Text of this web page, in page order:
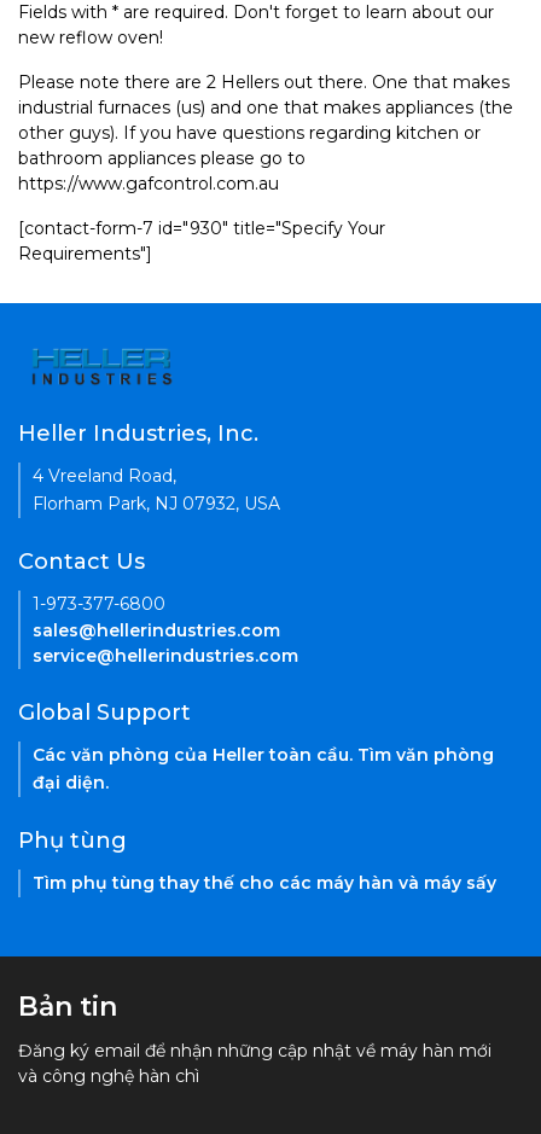
Fields with * are required. Don't forget to learn about our
new reflow oven!
Please note there are 2 Hellers out there. One that makes
industrial furnaces (us) and one that makes appliances (the
other guys). If you have questions regarding kitchen or
bathroom appliances please go to
https://www.gafcontrol.com.au
[contact-form-7 id="930" title="Specify Your
Requirements"]
Heller Industries, Inc.
4 Vreeland Road,
Florham Park, NJ 07932, USA
Contact Us
1-973-377-6800
sales@hellerindustries.com
service@hellerindustries.com
Global Support
Các văn phòng của Heller toàn cầu. Tìm văn phòng
đại diện.
Phụ tùng
Tìm phụ tùng thay thế cho các máy hàn và máy sấy
Bản tin
Đăng ký email để nhận những cập nhật về máy hàn mới
và công nghệ hàn chì